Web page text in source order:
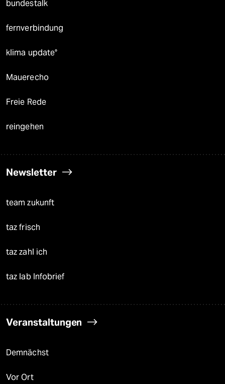
bundestalk
fernverbindung
klima update°
Mauerecho
Freie Rede
reingehen
Newsletter
team zukunft
taz frisch
taz zahl ich
taz lab Infobrief
Veranstaltungen
Demnächst
Vor Ort